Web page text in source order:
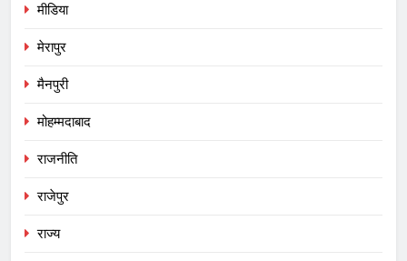
मीडिया
मेरापुर
मैनपुरी
मोहम्मदाबाद
राजनीति
राजेपुर
राज्य